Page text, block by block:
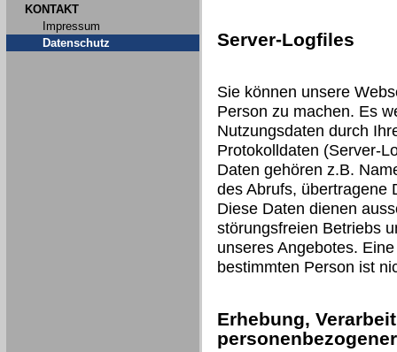
KONTAKT
Impressum
Datenschutz
Server-Logfiles
Sie können unsere
Person zu machen. Es
Nutzungsdaten durch
Protokolldaten (Server-
Daten gehören z.B.
des Abrufs, übertragene
Diese Daten dienen
störungsfreien Betriebs
unseres Angebotes.
bestimmten Person ist
Erhebung,